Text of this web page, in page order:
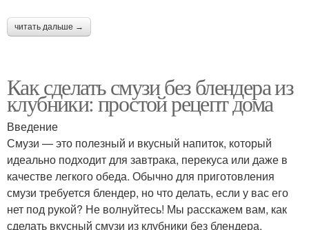
читать дальше →
Как сделать смузи без блендера из
клубники: простой рецепт дома
Введение
Смузи — это полезный и вкусный напиток, который
идеально подходит для завтрака, перекуса или даже в
качестве легкого обеда. Обычно для приготовления
смузи требуется блендер, но что делать, если у вас его
нет под рукой? Не волнуйтесь! Мы расскажем вам, как
сделать вкусный смузи из клубники без блендера,